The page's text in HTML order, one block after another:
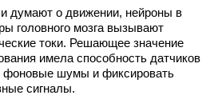
думают о движении, нейроны в
головного мозга вызывают
токи. Решающее значение
имела способность датчиков
фоновые шумы и фиксировать
сигналы.